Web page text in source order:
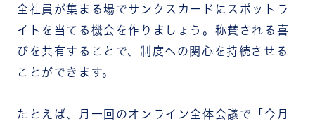
全社員が集まる場でサンクスカードにスポットラ
イトを当てる機会を作りましょう。称賛される喜
びを共有することで、制度への関心を持続させる
ことができます。
たとえば、月一回のオンライン全体会議で「今月